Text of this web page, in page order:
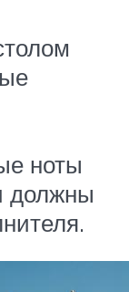
ноты
должны